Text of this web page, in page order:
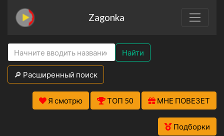
Zagonka
Найти
🔎 Расширенный поиск
Я смотрю ТОП 50 МНЕ ПОВЕЗЕТ
Подборки